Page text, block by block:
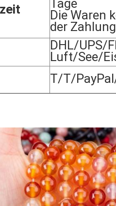
Tage
Die Waren
der
DHL/UPS/
Luft/See/
T/T/